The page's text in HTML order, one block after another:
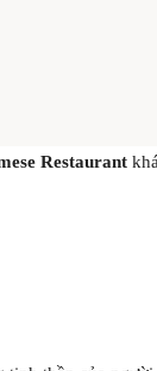
Restaurant